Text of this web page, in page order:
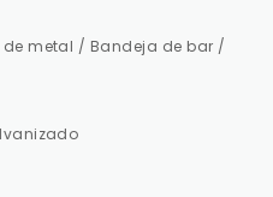
metal / Bandeja de bar /